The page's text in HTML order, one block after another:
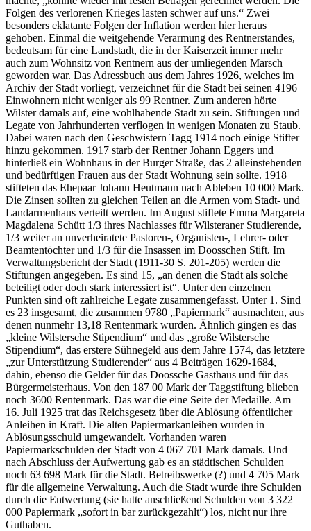
Folgen des verlorenen Krieges lasten schwer auf uns.“ Zwei
besonders eklatante Folgen der Inflation werden hier heraus
gehoben. Einmal die weitgehende Verarmung des Rentnerstandes,
bedeutsam für eine Landstadt, die in der Kaiserzeit immer mehr
auch zum Wohnsitz von Rentnern aus der umliegenden Marsch
geworden war. Das Adressbuch aus dem Jahres 1926, welches im
Archiv der Stadt vorliegt, verzeichnet für die Stadt bei seinen 4196
Einwohnern nicht weniger als 99 Rentner. Zum anderen hörte
Wilster damals auf, eine wohlhabende Stadt zu sein. Stiftungen und
Legate von Jahrhunderten verflogen in wenigen Monaten zu Staub.
Dabei waren nach den Geschwistern Tagg 1914 noch einige Stifter
hinzu gekommen. 1917 starb der Rentner Johann Eggers und
hinterließ ein Wohnhaus in der Burger Straße, das 2 alleinstehenden
und bedürftigen Frauen aus der Stadt Wohnung sein sollte. 1918
stifteten das Ehepaar Johann Heutmann nach Ableben 10 000 Mark.
Die Zinsen sollten zu gleichen Teilen an die Armen vom Stadt- und
Landarmenhaus verteilt werden. Im August stiftete Emma Margareta
Magdalena Schütt 1/3 ihres Nachlasses für Wilsteraner Studierende,
1/3 weiter an unverheiratete Pastoren-, Organisten-, Lehrer- oder
Beamtentöchter und 1/3 für die Insassen im Doosschen Stift. Im
Verwaltungsbericht der Stadt (1911-30 S. 201-205) werden die
Stiftungen angegeben. Es sind 15, „an denen die Stadt als solche
beteiligt oder doch stark interessiert ist“. Unter den einzelnen
Punkten sind oft zahlreiche Legate zusammengefasst. Unter 1. Sind
es 23 insgesamt, die zusammen 9780 „Papiermark“ ausmachten, aus
denen nunmehr 13,18 Rentenmark wurden. Ähnlich gingen es das
„kleine Wilstersche Stipendium“ und das „große Wilstersche
Stipendium“, das erstere Sühnegeld aus dem Jahre 1574, das letztere
„zur Unterstützung Studierender“ aus 4 Beiträgen 1629-1684,
dahin, ebenso die Gelder für das Doossche Gasthaus und für das
Bürgermeisterhaus. Von den 187 00 Mark der Taggstiftung blieben
noch 3600 Rentenmark. Das war die eine Seite der Medaille. Am
16. Juli 1925 trat das Reichsgesetz über die Ablösung öffentlicher
Anleihen in Kraft. Die alten Papiermarkanleihen wurden in
Ablösungsschuld umgewandelt. Vorhanden waren
Papiermarkschulden der Stadt von 4 067 701 Mark damals. Und
nach Abschluss der Aufwertung gab es an städtischen Schulden
noch 63 698 Mark für die Stadt. Betreibswerke (?) und 4 705 Mark
für die allgemeine Verwaltung. Auch die Stadt wurde ihre Schulden
durch die Entwertung (sie hatte anschließend Schulden von 3 322
000 Papiermark „sofort in bar zurückgezahlt“) los, nicht nur ihre
Guthaben.